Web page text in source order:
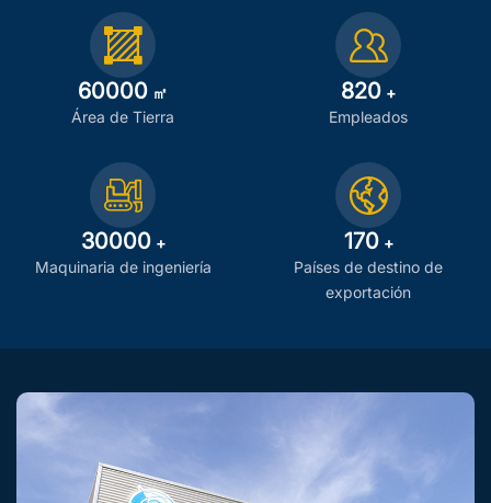
60000 ㎡
Área de Tierra
820 +
Empleados
30000 +
Maquinaria de ingeniería
170 +
Países de destino de
exportación